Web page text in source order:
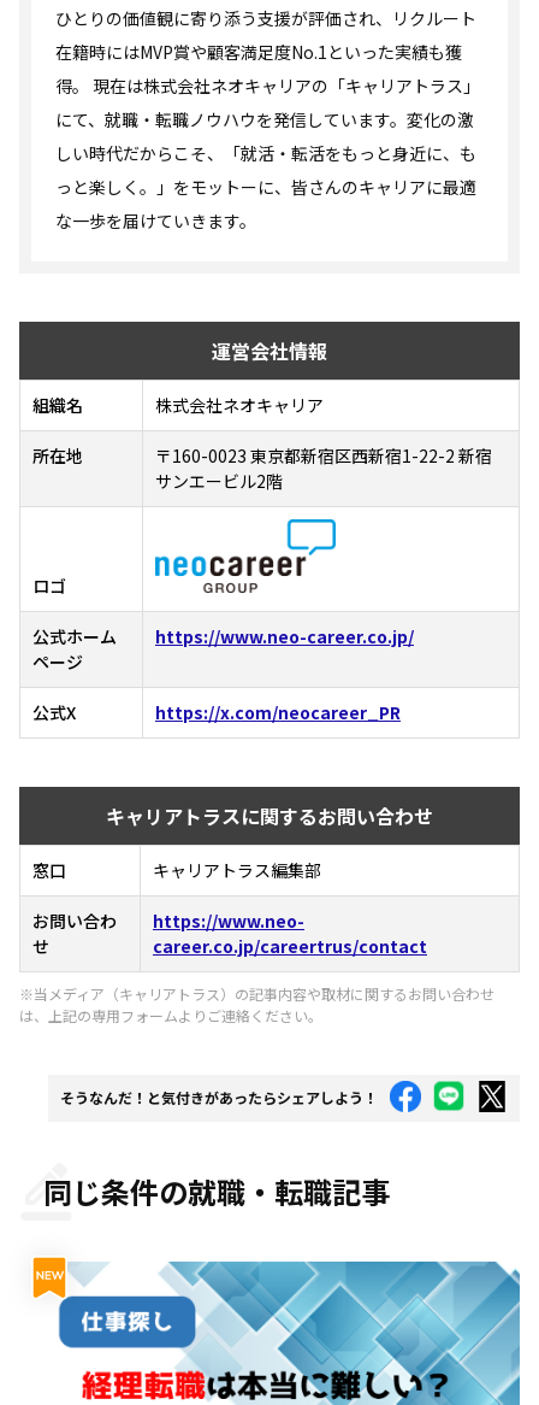
ひとりの価値観に寄り添う支援が評価され、リクルート
在籍時にはMVP賞や顧客満足度No.1といった実績も獲
得。 現在は株式会社ネオキャリアの「キャリアトラス」
にて、就職・転職ノウハウを発信しています。変化の激
しい時代だからこそ、「就活・転活をもっと身近に、も
っと楽しく。」をモットーに、皆さんのキャリアに最適
な一歩を届けていきます。
運営会社情報
組織名 株式会社ネオキャリア
所在地
〒160-0023 東京都新宿区西新宿1-22-2 新宿
サンエービル2階
ロゴ
公式ホーム
ページ
https://www.neo-career.co.jp/
公式X https://x.com/neocareer_PR
キャリアトラスに関するお問い合わせ
窓口 キャリアトラス編集部
お問い合わ
せ
https://www.neo-
career.co.jp/careertrus/contact
※当メディア（キャリアトラス）の記事内容や取材に関するお問い合わせ
は、上記の専用フォームよりご連絡ください。
そうなんだ！と気付きがあったらシェアしよう！
同じ条件の就職・転職記事